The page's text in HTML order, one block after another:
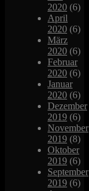
2020 (6)
April
2020 (6)
März
2020 (6)
Februar
2020 (6)
Januar
2020 (6)
Dezember
2019 (6)
November
2019 (8)
Oktober
2019 (6)
September
2019 (6)